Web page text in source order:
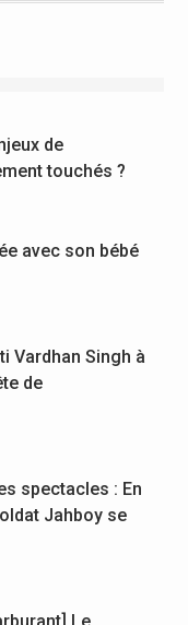
de
touchés ?
avec son bébé
Vardhan Singh à
de
spectacles : En
Jahboy se